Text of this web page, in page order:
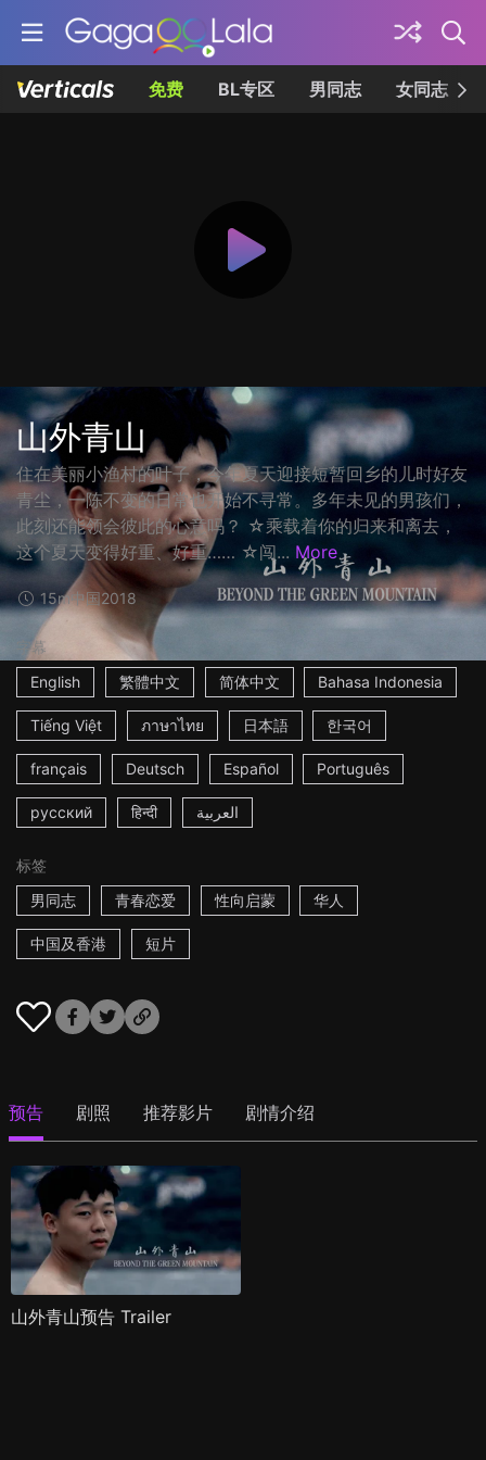
免费 BL专区 男同志 女同志
山外青山
住在美丽小渔村的叶子，今年夏天迎接短暂回乡的儿时好友
青尘，一陈不变的日常也开始不寻常。多年未见的男孩们，
此刻还能领会彼此的心意吗？ ☆乘载着你的归来和离去，
这个夏天变得好重、好重…… ☆闯... More
15m中国2018
字幕
English
繁體中文 简体中文 Bahasa Indonesia
Tiếng Việt ภาษาไทย 日本語 한국어
français Deutsch Español Português
русский हिन्दी العربية
标签
男同志
青春恋爱 性向启蒙 华人
中国及香港 短片
预告 剧照 推荐影片 剧情介绍
山外青山预告 Trailer